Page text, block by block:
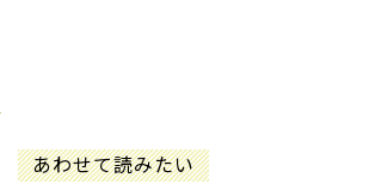
あわせて読みたい